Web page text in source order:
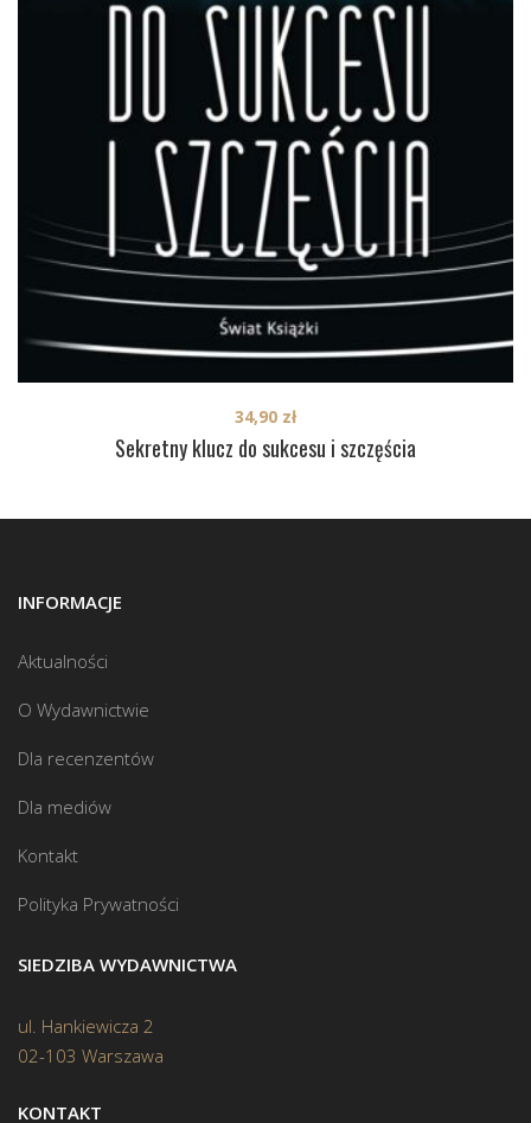
Sekretny klucz do sukcesu i szczęścia
34,90 zł
INFORMACJE
Aktualności
O Wydawnictwie
Dla recenzentów
Dla mediów
Kontakt
Polityka Prywatności
SIEDZIBA WYDAWNICTWA
ul. Hankiewicza 2
02-103 Warszawa
KONTAKT